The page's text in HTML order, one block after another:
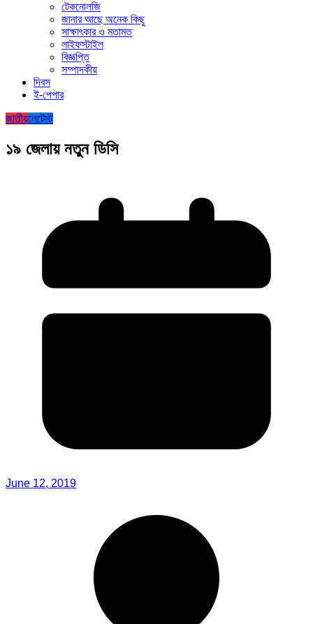
টেকনোলজি
জানার আছে অনেক কিছু
সাক্ষাৎকার ও মতামত
লাইফস্টাইল
বিজ্ঞপ্তি
সম্পাদকীয়
দিবস
ই-পেপার
জাতীয়লেটেস্ট
১৯ জেলায় নতুন ডিসি
June 12, 2019